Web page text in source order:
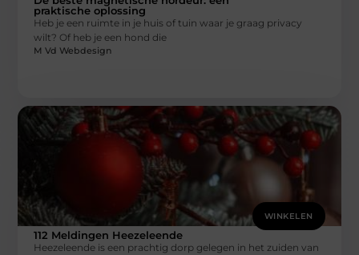
praktische oplossing
Heb je een ruimte in je huis of tuin waar je graag privacy
wilt? Of heb je een hond die
M Vd Webdesign
WINKELEN
112 Meldingen Heezeleende
Heezeleende is een prachtig dorp gelegen in het zuiden van